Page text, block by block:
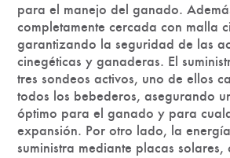
para el manejo del ganado.
completamente cercada con malla
garantizando la seguridad de las
cinegéticas y ganaderas. El
tres sondeos activos, uno de ellos
todos los bebederos, asegurando
óptimo para el ganado y para
expansión. Por otro lado, la
suministra mediante placas